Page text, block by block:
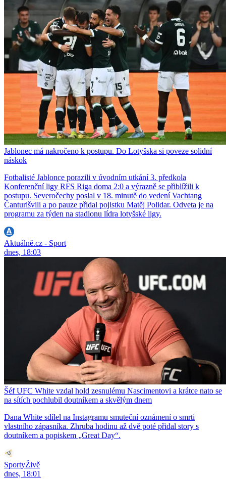
Jablonec má nakročeno k postupu. Do Lotyšska si poveze solidní
náskok
Fotbalisté Jablonce porazili v úvodním utkání 3. předkola
Konferenční ligy RFS Riga doma 2:0 a výrazně se přiblížili k
postupu. Severočechy poslal v 18. minutě do vedení Vachtang
Čanturišvili a po pauze přidal pojistku Matěj Polidar. Odveta je na
programu za týden na stadionu lídra lotyšské ligy.
Aktuálně.cz - Sport
dnes, 18:03
Šéf UFC White vzdal hold zesnulému Nascimentovi a krátce nato se
na sítích pochlubil doutníkem a skvělým dnem
Dana White sdílel na Instagramu smuteční oznámení o smrti
vlastního zápasníka. Zhruba hodinu až dvě poté přidal story s
doutníkem a popiskem „Great Day“.
SportyŽivě
dnes, 18:01